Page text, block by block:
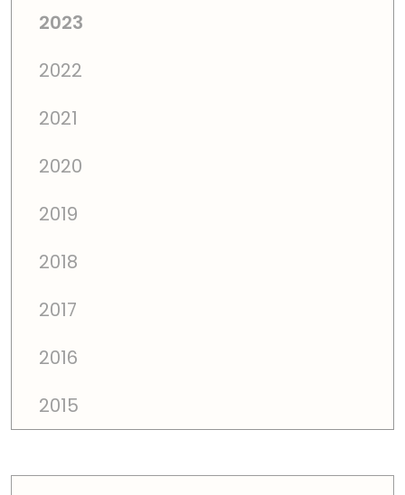
2023
2022
2021
2020
2019
2018
2017
2016
2015